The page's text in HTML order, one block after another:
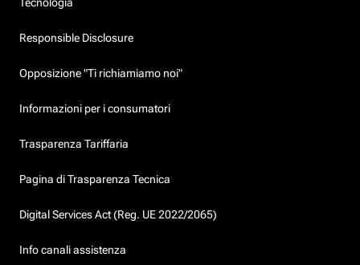
Responsible Disclosure
Opposizione "Ti richiamiamo noi"
Informazioni per i consumatori
Trasparenza Tariffaria
Pagina di Trasparenza Tecnica
Digital Services Act (Reg. UE 2022/2065)
Info canali assistenza